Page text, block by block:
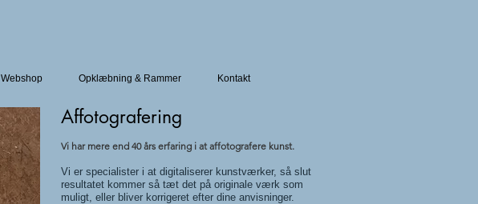
Webshop Opklæbning & Rammer Kontakt
Affotografering​
Vi har mere end 40 års erfaring i at affotografere kunst.
Vi er specialister i at digitaliserer kunstværker, så slut
resultatet kommer så tæt det på originale værk som
muligt, eller bliver korrigeret efter dine anvisninger.